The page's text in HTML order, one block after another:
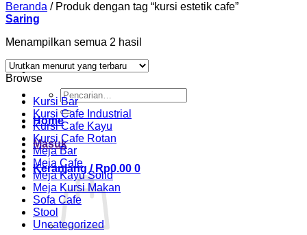
Pencarian
untuk:
Home
Masuk
Keranjang / Rp0.00 0
Beranda /Produk dengan tag “kursi estetik cafe”
Saring
Menampilkan semua 2 hasil
yang
Browse
Kursi Bar
Kursi Cafe Industrial
Kursi Cafe Kayu
Kursi Cafe Rotan
Meja Bar
Meja Cafe
Meja Kayu Solid
Meja Kursi Makan
Sofa Cafe
Stool
Uncategorized